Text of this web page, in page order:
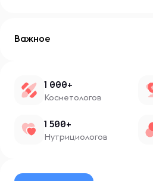
Важное
1 000+
Косметологов
1 500+
Нутрициологов